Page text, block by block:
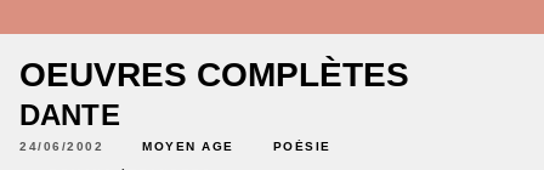
OEUVRES COMPLÈTES
DANTE
24/06/2002 MOYEN AGE POÉSIE